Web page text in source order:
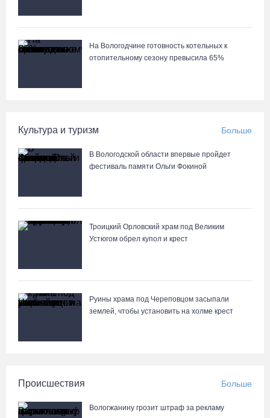
На Вологодчине готовность котельных к
отопительному сезону превысила 65%
Культура и туризм Больше
В Вологодской области впервые пройдет
фестиваль памяти Ольги Фокиной
Троицкий Орловский храм под Великим
Устюгом обрел купол и крест
Руины храма под Череповцом засыпали
землей, чтобы установить на холме крест
Происшествия Больше
Вологжанину грозит штраф за рекламу